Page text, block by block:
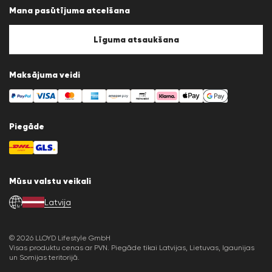
Juridiskā informācija
Sīkfailu politika
Mana pasūtījuma atcelšana
Līguma atsaukšana
Maksājuma veidi
Piegāde
Mūsu valstu veikali
lv Latvija
© 2026 LLOYD Lifestyle GmbH
Visas produktu cenas ar PVN. Piegāde tikai Latvijas, Lietuvas, Igaunijas
un Somijas teritorijā.